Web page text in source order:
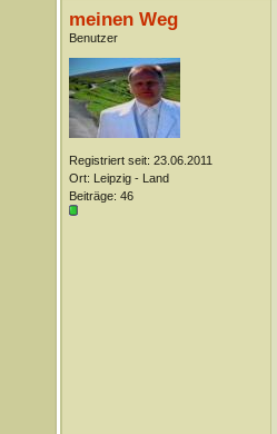
meinen Weg
Benutzer
Registriert seit: 23.06.2011
Ort: Leipzig - Land
Beiträge: 46